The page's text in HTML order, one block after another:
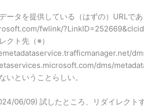
ータを提供している（はずの）URLで
fwlink/
クト先（※）
dms/
いということらしい。
06/09) 試したところ、リダイレクト